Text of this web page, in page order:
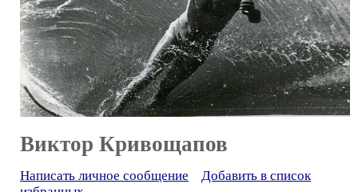
Виктор Кривощапов
Написать личное сообщение
Добавить в список